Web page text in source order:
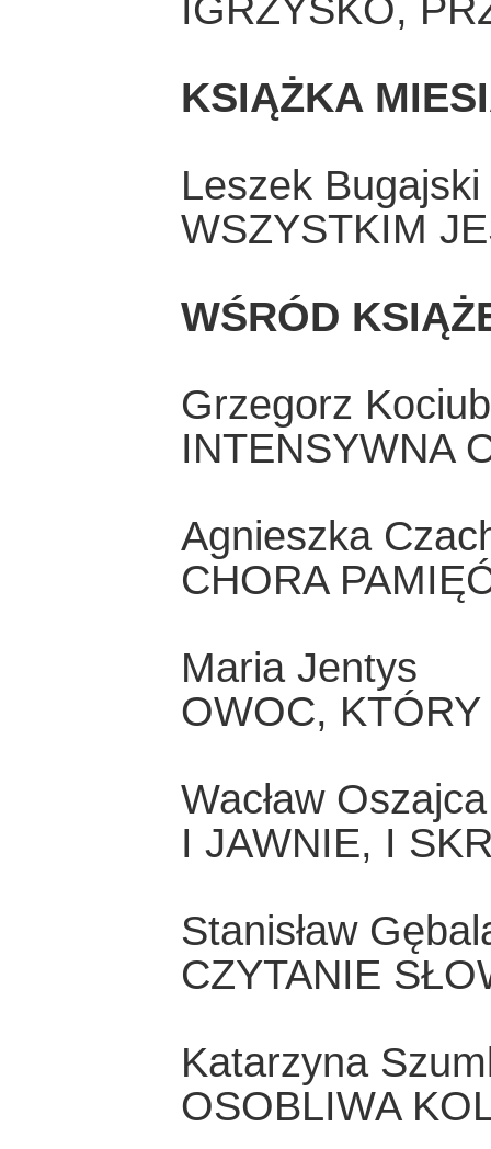
IGRZYSKO,
KSIĄŻKA
Leszek Bugajski
WSZYSTKIM
WŚRÓD
Grzegorz
INTENSYWNA
Agnieszka
CHORA
Maria Jentys
OWOC,
Wacław
I JAWNIE, I
Stanisław
CZYTANIE
Katarzyna
OSOBLIWA